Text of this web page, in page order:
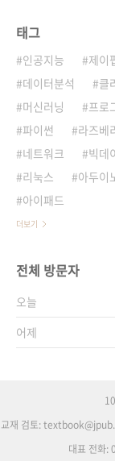
태그
인공지능 제이
데이터분석
클
머신러닝
프로
파이썬
라즈베
네트워크
빅데
리눅스
아두이
아이패드
더보기
전체 방문자
오늘
어제
교재 검토:
대표 전화